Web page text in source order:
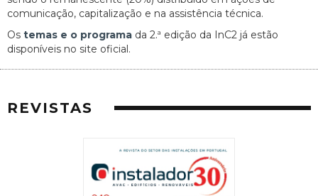
comunicação, capitalização e na assistência técnica.
Os temas e o programa da 2.ª edição da InC2 já estão
disponíveis no site oficial.
REVISTAS